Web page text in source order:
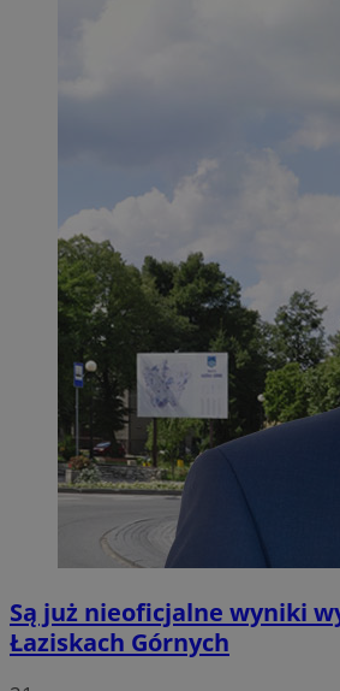
Są już nieoficjalne wyniki
Łaziskach Górnych